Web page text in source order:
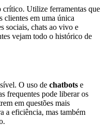
crítico. Utilize ferramentas que
clientes em uma única
sociais, chats ao vivo e
vejam todo o histórico de
O uso de chatbots e
frequentes pode liberar os
em questões mais
a eficiência, mas também